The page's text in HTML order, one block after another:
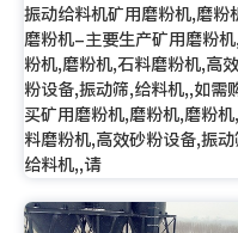
振动给料机矿用磨粉机,磨粉
磨粉机-主要生产矿用磨粉
粉机,磨粉机,石料磨粉机,高
粉设备,振动筛,给料机,,如需
买矿用磨粉机,磨粉机,磨粉
料磨粉机,高效砂粉设备,振
给料机,,请